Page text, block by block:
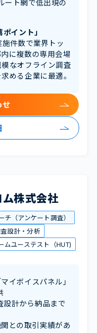
ート網で低出現の
イント」
件数で業界トッ
に複数の専用会場
なオフライン調査
める企業に最適。
株式会社
チ（アンケート調査）
設計・分析
ムユーステスト（HUT)
イボイスパネル」
設計から納品まで
との取引実績があ